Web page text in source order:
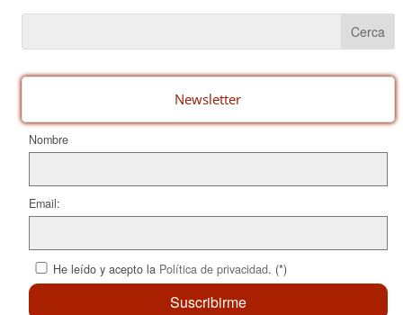
e
b
o
k
e
st
p
ar
te
ix
Newsletter
Nombre
Email:
He leído y acepto la Política de privacidad. (*)